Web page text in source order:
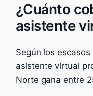
¿Cuánto
asistente
Según los
asistente virtual
Norte gana entre